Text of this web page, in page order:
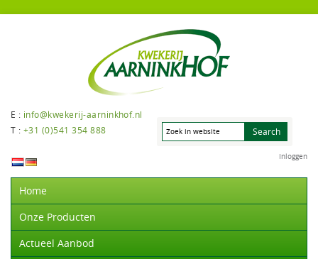
E : info@kwekerij-aarninkhof.nl
T : +31 (0)541 354 888
Inloggen
Home
Onze Producten
Actueel Aanbod